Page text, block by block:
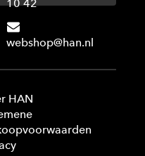
10 42
webshop@han.nl
HAN